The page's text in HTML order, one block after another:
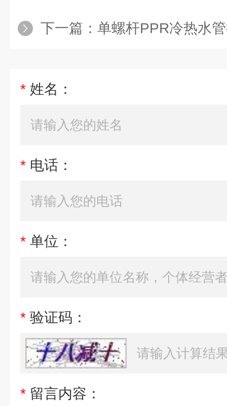
下一篇： 单螺杆PPR冷热水管
* 姓名：
* 电话：
* 单位：
* 验证码：
* 留言内容：